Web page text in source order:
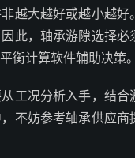
越大越好或越小越
此，轴承游隙选择
衡计算软件辅助决策。
工况分析入手，结
不妨参考轴承供应